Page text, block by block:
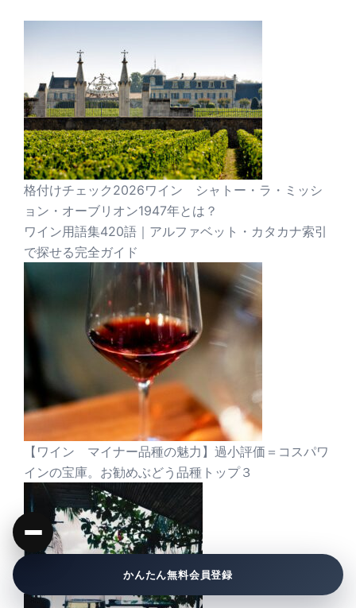
格付けチェック2026ワイン シャトー・ラ・ミッシ
ョン・オーブリオン1947年とは？
ワイン用語集420語｜アルファベット・カタカナ索引
で探せる完全ガイド
【ワイン マイナー品種の魅力】過小評価＝コスパワ
インの宝庫。お勧めぶどう品種トップ３
かんたん無料会員登録